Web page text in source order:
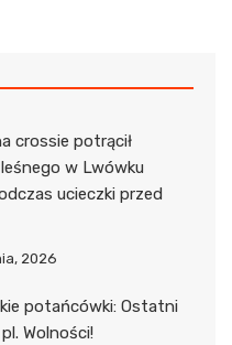
crossie potrącił
w Lwówku
ucieczki przed
2026
potańcówki: Ostatni
Wolności!